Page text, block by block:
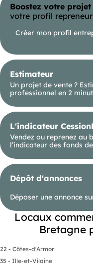
- MERDRIGNAC
- LOUDEAC
- GUERLEDAN
- SAINT BRIEUC
- GUERANDE
- agent commercial en
greffe : VANNES.
- . Mandat N° 5502. !
risques auxquels ce
disponibles sur le site
Boostez votre
votre profil repreneur
Créer mon profil
Estimateur
Un projet de vente ?
professionnel en 2
L'indicateur
Vendez ou reprenez au
l’indicateur des fonds
Dépôt d'annonces
Déposer une annonce
Locaux
Bretagne
22 - Côtes-d'Armor
35 - Ille-et-Vilaine